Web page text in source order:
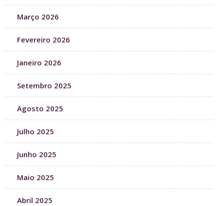
Março 2026
Fevereiro 2026
Janeiro 2026
Setembro 2025
Agosto 2025
Julho 2025
Junho 2025
Maio 2025
Abril 2025